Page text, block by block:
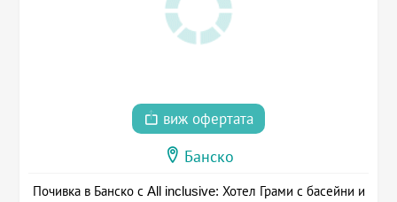
виж офертата
Банско
Почивка в Банско с All inclusive: Хотел Грами с басейни и